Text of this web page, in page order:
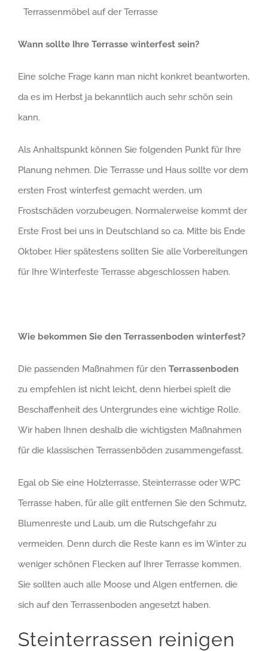
Terrassenmöbel auf der Terrasse
Wann sollte Ihre Terrasse winterfest sein?
Eine solche Frage kann man nicht konkret beantworten,
da es im Herbst ja bekanntlich auch sehr schön sein
kann.
Als Anhaltspunkt können Sie folgenden Punkt für Ihre
Planung nehmen. Die Terrasse und Haus sollte vor dem
ersten Frost winterfest gemacht werden, um
Frostschäden vorzubeugen. Normalerweise kommt der
Erste Frost bei uns in Deutschland so ca. Mitte bis Ende
Oktober. Hier spätestens sollten Sie alle Vorbereitungen
für Ihre Winterfeste Terrasse abgeschlossen haben.
Wie bekommen Sie den Terrassenboden winterfest?
Die passenden Maßnahmen für den Terrassenboden
zu empfehlen ist nicht leicht, denn hierbei spielt die
Beschaffenheit des Untergrundes eine wichtige Rolle.
Wir haben Ihnen deshalb die wichtigsten Maßnahmen
für die klassischen Terrassenböden zusammengefasst.
Egal ob Sie eine Holzterrasse, Steinterrasse oder WPC
Terrasse haben, für alle gilt entfernen Sie den Schmutz,
Blumenreste und Laub, um die Rutschgefahr zu
vermeiden. Denn durch die Reste kann es im Winter zu
weniger schönen Flecken auf Ihrer Terrasse kommen.
Sie sollten auch alle Moose und Algen entfernen, die
sich auf den Terrassenboden angesetzt haben.
Steinterrassen reinigen